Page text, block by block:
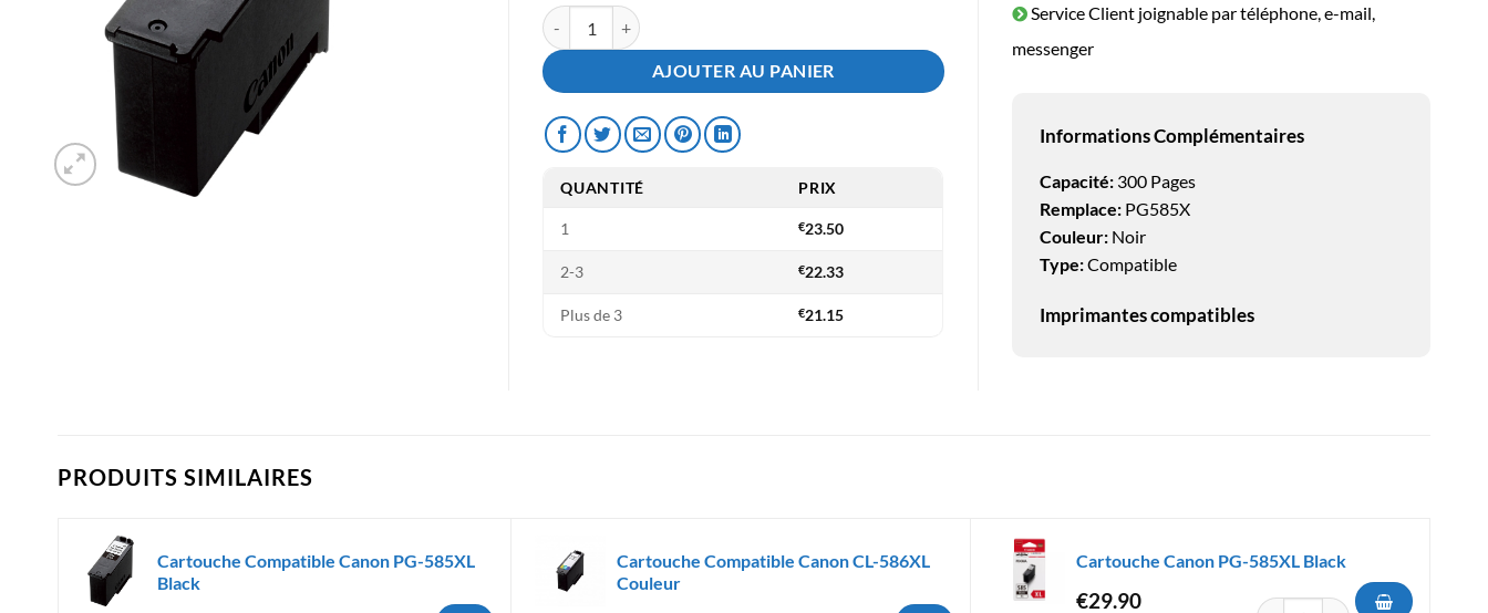
quantité de Cartouche Compatible Canon PG-585XL Black
AJOUTER AU PANIER
QUANTITÉ PRIX
1 €23.50
2-3 €22.33
Plus de 3 €21.15
Service Client joignable par téléphone, e-mail,
messenger
Informations Complémentaires
Capacité:300 Pages
Remplace: PG585X
Couleur: Noir
Type:Compatible
Imprimantes compatibles
PRODUITS SIMILAIRES
Cartouche Compatible Canon PG-585XL
Black
Cartouche Compatible Canon CL-586XL
Couleur
Cartouche Canon PG-585XL Black
€29.90 quantité de Cartouche Canon PG-